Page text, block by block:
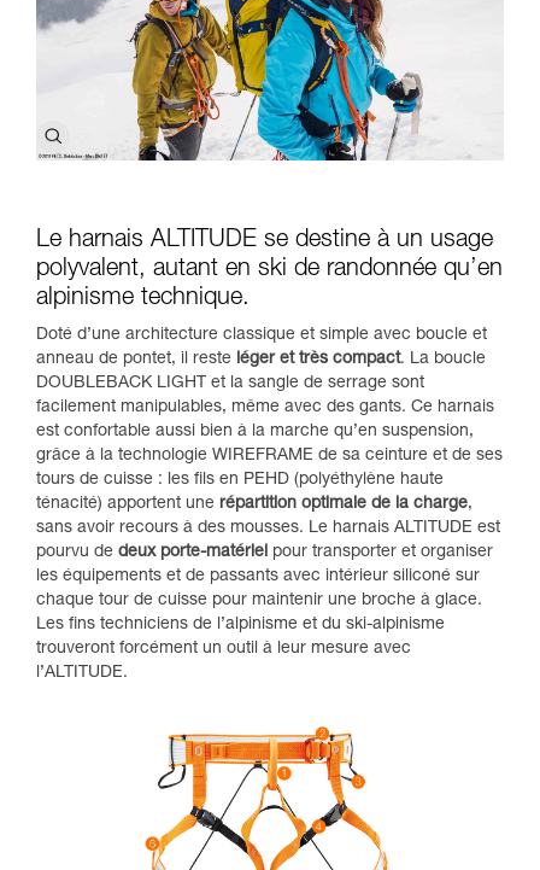
Le harnais ALTITUDE se destine à un usage
polyvalent, autant en ski de randonnée qu’en
alpinisme technique.
Doté d’une architecture classique et simple avec boucle et
anneau de pontet, il reste léger et très compact. La boucle
DOUBLEBACK LIGHT et la sangle de serrage sont
facilement manipulables, même avec des gants. Ce harnais
est confortable aussi bien à la marche qu’en suspension,
grâce à la technologie WIREFRAME de sa ceinture et de ses
tours de cuisse : les fils en PEHD (polyéthylène haute
ténacité) apportent une répartition optimale de la charge,
sans avoir recours à des mousses. Le harnais ALTITUDE est
pourvu de deux porte-matériel pour transporter et organiser
les équipements et de passants avec intérieur siliconé sur
chaque tour de cuisse pour maintenir une broche à glace.
Les fins techniciens de l’alpinisme et du ski-alpinisme
trouveront forcément un outil à leur mesure avec
l’ALTITUDE.